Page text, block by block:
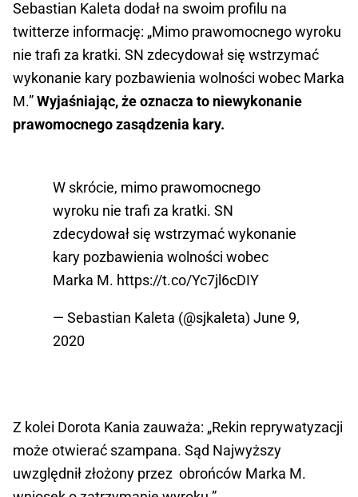
Sebastian Kaleta dodał na swoim profilu na
twitterze informację: „Mimo prawomocnego wyroku
nie trafi za kratki. SN zdecydował się wstrzymać
wykonanie kary pozbawienia wolności wobec Marka
M.”Wyjaśniając, że oznacza to niewykonanie
prawomocnego zasądzenia kary.
W skrócie, mimo prawomocnego
wyroku nie trafi za kratki. SN
zdecydował się wstrzymać wykonanie
kary pozbawienia wolności wobec
Marka M. https://t.co/Yc7jl6cDIY
— Sebastian Kaleta (@sjkaleta) June 9,
2020
Z kolei Dorota Kania zauważa: „Rekin reprywatyzacji
może otwierać szampana. Sąd Najwyższy
uwzględnił złożony przez obrońców Marka M.